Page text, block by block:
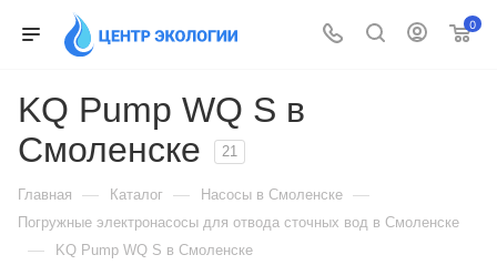
0
KQ Pump WQ S в
Смоленске
21
Главная — Каталог — Насосы в Смоленске —
Погружные электронасосы для отвода сточных вод в Смоленске
— KQ Pump WQ S в Смоленске